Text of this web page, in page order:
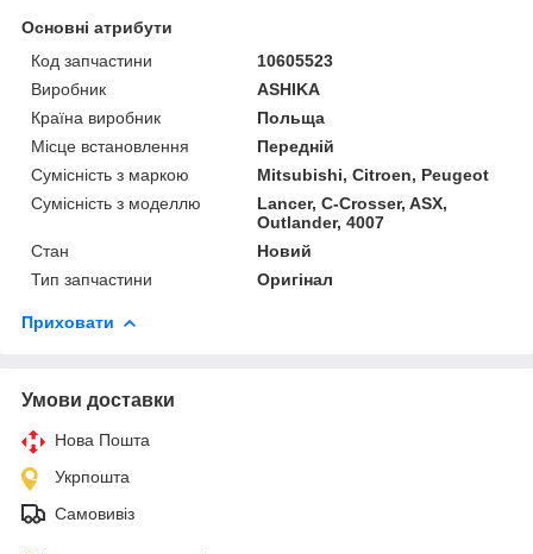
Основні атрибути
Код запчастини
10605523
Виробник
ASHIKA
Країна виробник
Польща
Місце встановлення
Передній
Сумісність з маркою
Mitsubishi, Citroen, Peugeot
Сумісність з моделлю
Lancer, C-Crosser, ASX,
Outlander, 4007
Стан
Новий
Тип запчастини
Оригінал
Приховати
Умови доставки
Нова Пошта
Укрпошта
Самовивіз